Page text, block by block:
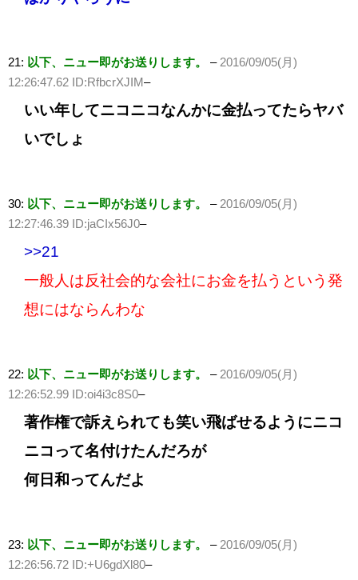
21: 以下、ニュー即がお送りします。 –2016/09/05(月)
12:26:47.62 ID:RfbcrXJIM–
いい年してニコニコなんかに金払ってたらヤバ
いでしょ
30: 以下、ニュー即がお送りします。 –2016/09/05(月)
12:27:46.39 ID:jaCIx56J0–
>>21
一般人は反社会的な会社にお金を払うという発
想にはならんわな
22: 以下、ニュー即がお送りします。 –2016/09/05(月)
12:26:52.99 ID:oi4i3c8S0–
著作権で訴えられても笑い飛ばせるようにニコ
ニコって名付けたんだろが
何日和ってんだよ
23: 以下、ニュー即がお送りします。 –2016/09/05(月)
12:26:56.72 ID:+U6gdXl80–